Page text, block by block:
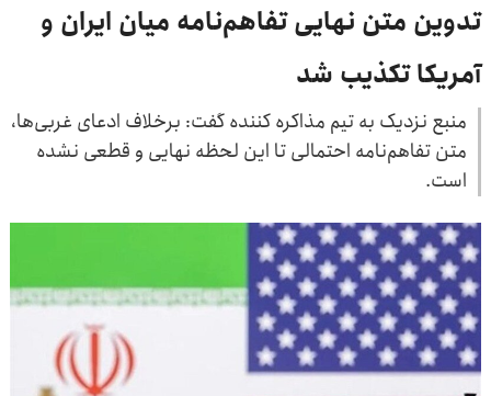
تدوین متن نهایی تفاهم‌نامه میان ایران و
آمریکا تکذیب شد
منبع نزدیک به تیم مذاکره کننده گفت: برخلاف ادعای غربی‌ها،
متن تفاهم‌نامه احتمالی تا این لحظه نهایی و قطعی نشده
است.